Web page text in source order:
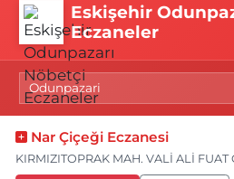
Eskişehir
Eczaneler
Nar Çiçeği Eczanesi
KIRMIZITOPRAK MAH. VALİ ALİ FUAT